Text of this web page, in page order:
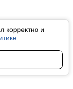
корректно и